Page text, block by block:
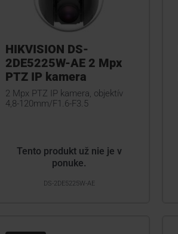
HIKVISION DS-
2DE5225W-AE 2 Mpx
PTZ IP kamera
2 Mpx PTZ IP kamera, objektív
4,8-120mm/F1.6-F3.5
Tento produkt už nie je v
ponuke.
DS-2DE5225W-AE